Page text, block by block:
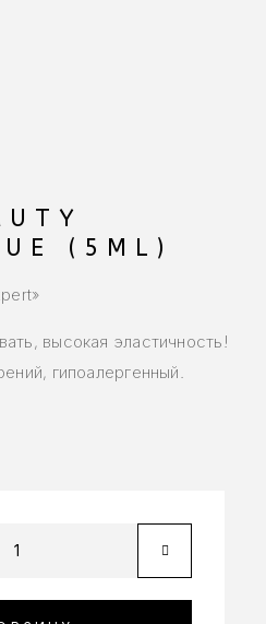
(5ML)
высокая эластичность!
гипоалергенный.